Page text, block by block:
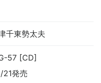
千東勢太夫
57 [CD]
21発売